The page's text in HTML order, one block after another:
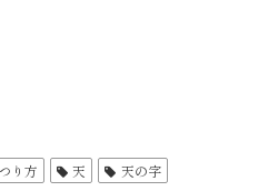
り方 天 天の字